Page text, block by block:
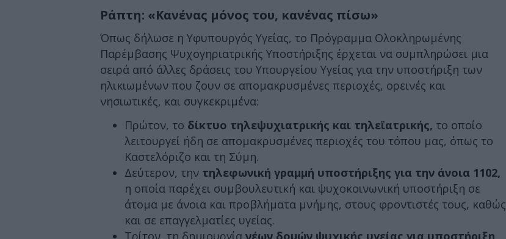
Ράπτη: «Κανένας μόνος του, κανένας πίσω»
Όπως δήλωσε η Υφυπουργός Υγείας, το Πρόγραμμα Ολοκληρωμένης
Παρέμβασης Ψυχογηριατρικής Υποστήριξης έρχεται να συμπληρώσει μια
σειρά από άλλες δράσεις του Υπουργείου Υγείας για την υποστήριξη των
ηλικιωμένων που ζουν σε απομακρυσμένες περιοχές, ορεινές και
νησιωτικές, και συγκεκριμένα:
Πρώτον, το δίκτυο τηλεψυχιατρικής και τηλεϊατρικής, το οποίο
λειτουργεί ήδη σε απομακρυσμένες περιοχές του τόπου μας, όπως το
Καστελόριζο και τη Σύμη.
Δεύτερον, την τηλεφωνική γραμμή υποστήριξης για την άνοια 1102,
η οποία παρέχει συμβουλευτική και ψυχοκοινωνική υποστήριξη σε
άτομα με άνοια και προβλήματα μνήμης, στους φροντιστές τους, καθώς
και σε επαγγελματίες υγείας.
Τρίτον, τη δημιουργία νέων δομών ψυχικής υγείας για υποστήριξη